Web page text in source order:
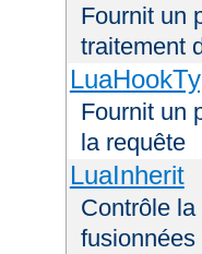
Fournit un
traitement
Fournit un
la requête
LuaInherit
Contrôle